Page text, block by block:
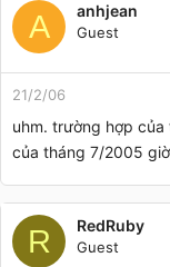
A anhjean
Guest
21/2/06
uhm. trường hợp
của tháng 7/2005
R RedRuby
Guest